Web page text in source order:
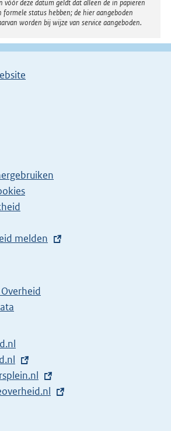
vóór deze datum geldt dat alleen de in papieren
formele status hebben; de hier aangeboden
worden bij wijze van service aangeboden.
melden